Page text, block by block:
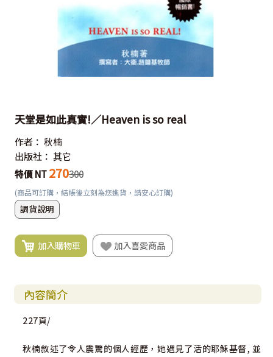
天堂是如此真實!／Heaven is so real
作者： 秋楠
出版社： 其它
特價 NT 270300
(商品可訂購，結帳後立刻為您進貨，請安心訂購)
調貨說明
加入購物車 加入喜愛商品
內容簡介
227頁/
秋楠敘述了令人震驚的個人經歷，她遇見了活的耶穌基督, 並